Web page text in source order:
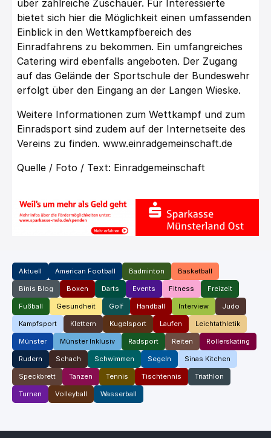
über zahlreiche Zuschauer. Für Interessierte
bietet sich hier die Möglichkeit einen umfassenden
Einblick in den Wettkampfbereich des
Einradfahrens zu bekommen. Ein umfangreiches
Catering wird ebenfalls angeboten. Der Zugang
auf das Gelände der Sportschule der Bundeswehr
erfolgt über den Eingang an der Langen Wieske.
Weitere Informationen zum Wettkampf und zum
Einradsport sind zudem auf der Internetseite des
Vereins zu finden. www.einradgemeinschaft.de
Quelle / Foto / Text: Einradgemeinschaft
Aktuell American Football Badminton Basketball
Binis Blog Boxen Darts Events Fitness Freizeit
Fußball Gesundheit Golf Handball Interview Judo
Kampfsport Klettern Kugelsport Laufen Leichtathletik
Münster Münster Inklusiv Radsport Reiten Rollerskating
Rudern Schach Schwimmen Segeln Sinas Kitchen
Speckbrett Tanzen Tennis Tischtennis Triathlon
Turnen Volleyball Wasserball